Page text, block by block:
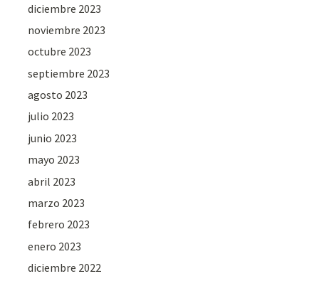
diciembre 2023
noviembre 2023
octubre 2023
septiembre 2023
agosto 2023
julio 2023
junio 2023
mayo 2023
abril 2023
marzo 2023
febrero 2023
enero 2023
diciembre 2022